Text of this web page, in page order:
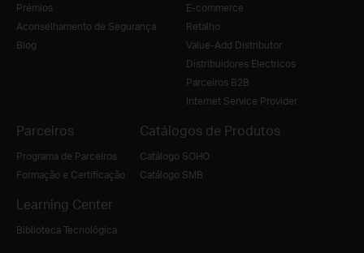
Prémios
Aconselhamento de Segurança
Blog
E-commerce
Retalho
Value-Add Distributor
Distribuidores Electricos
Parceiros B2B
Internet Service Provider
Parceiros
Programa de Parceiros
Formação e Certificação
Catálogos de Produtos
Catálogo SOHO
Catálogo SMB
Learning Center
Biblioteca Tecnológica